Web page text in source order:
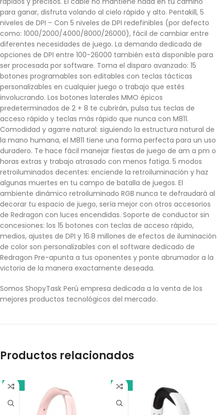
para ganar, disfruta volando al cielo rápido y alto. Pentakill, 5
niveles de DPI – Con 5 niveles de DPI redefinibles (por defecto
como: 1000/2000/4000/8000/26000), fácil de cambiar entre
diferentes necesidades de juego. La demanda dedicada de
opciones de DPI entre 100-26000 también está disponible para
ser procesada por software. Toma el disparo avanzado: 15
botones programables son editables con teclas tácticas
personalizables en cualquier juego o trabajo que estés
involucrando. Los botones laterales MMO épicos
predeterminados de 2 + 8 te cubrirán, pulsa tus teclas de
acceso rápido y teclas más rápido que nunca con M811.
Comodidad y agarre natural: siguiendo la estructura natural de
la mano humana, el M811 tiene una forma perfecta para un uso
duradero. Te hace fácil manejar fiestas de juego de am a pm o
horas extras y trabajo atrasado con menos fatiga. 5 modos
retroiluminados decentes: enciende la retroiluminación y haz
algunas muertes en tu campo de batalla de juegos. El
ambiente dinámico retroiluminado RGB nunca te defraudará al
decorar tu espacio de juego, sería mejor con otros accesorios
de Redragon con luces encendidas. Soporte de conductor sin
concesiones: los 15 botones con teclas de acceso rápido,
medios, ajustes de DPI y 16.8 millones de efectos de iluminación
de color son personalizables con el software dedicado de
Redragon Pre-apunta a tus oponentes y ponte abrumador a la
victoria de la manera exactamente deseada.
Somos ShopyTask Perú empresa dedicada a la venta de los
mejores productos tecnológicos del mercado.
Productos relacionados
-21% -13%